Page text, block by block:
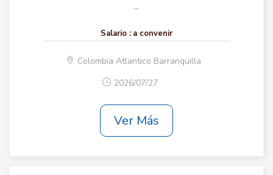
...
Salario : a convenir
Colombia Atlantico Barranquilla
2026/07/27
Ver Más